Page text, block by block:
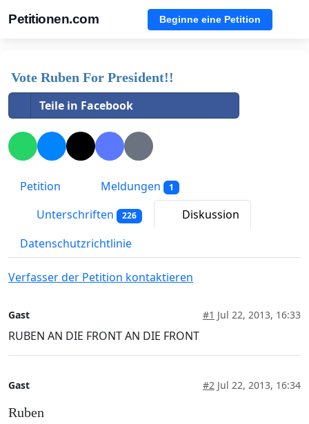
Petitionen.com Beginne eine Petition
Vote Ruben For President!!
Teile in Facebook
Petition Meldungen 1
Unterschriften 226
Diskussion
Datenschutzrichtlinie
Verfasser der Petition kontaktieren
Gast #1 Jul 22, 2013, 16:33
RUBEN AN DIE FRONT AN DIE FRONT
Gast #2 Jul 22, 2013, 16:34
Ruben